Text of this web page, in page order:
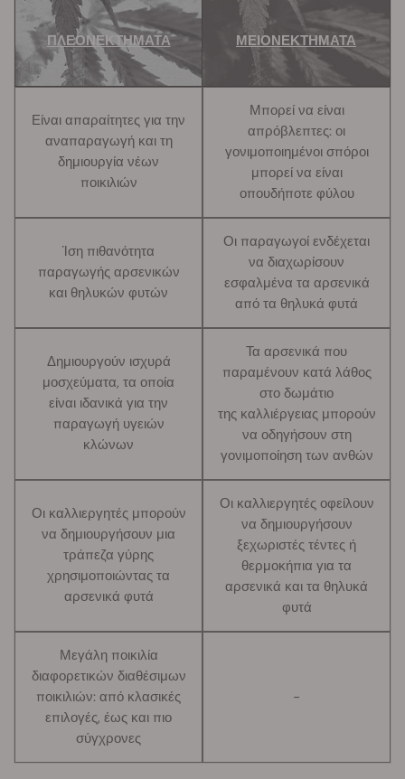
ΠΛΕΟΝΕΚΤΗΜΑΤΑ ΜΕΙΟΝΕΚΤΗΜΑΤΑ
Είναι απαραίτητες για την
αναπαραγωγή και τη
δημιουργία νέων
ποικιλιών
Μπορεί να είναι
απρόβλεπτες: οι
γονιμοποιημένοι σπόροι
μπορεί να είναι
οπουδήποτε φύλου
Ίση πιθανότητα
παραγωγής αρσενικών
και θηλυκών φυτών
Οι παραγωγοί ενδέχεται
να διαχωρίσουν
εσφαλμένα τα αρσενικά
από τα θηλυκά φυτά
Δημιουργούν ισχυρά
μοσχεύματα, τα οποία
είναι ιδανικά για την
παραγωγή υγειών
κλώνων
Τα αρσενικά που
παραμένουν κατά λάθος
στο δωμάτιο
της καλλιέργειας μπορούν
να οδηγήσουν στη
γονιμοποίηση των ανθών
Οι καλλιεργητές μπορούν
να δημιουργήσουν μια
τράπεζα γύρης
χρησιμοποιώντας τα
αρσενικά φυτά
Οι καλλιεργητές οφείλουν
να δημιουργήσουν
ξεχωριστές τέντες ή
θερμοκήπια για τα
αρσενικά και τα θηλυκά
φυτά
Μεγάλη ποικιλία
διαφορετικών διαθέσιμων
ποικιλιών: από κλασικές
επιλογές, έως και πιο
σύγχρονες
-